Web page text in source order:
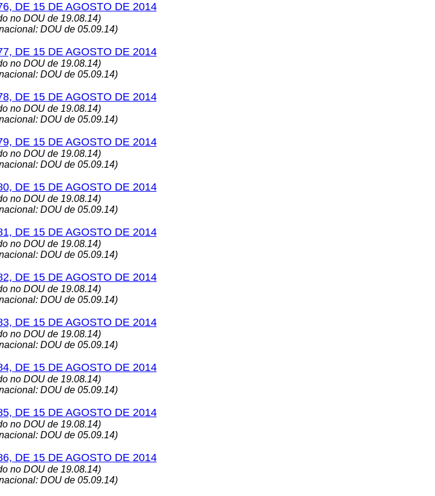
DE 15 DE AGOSTO DE 2014
no DOU de 19.08.14)
DOU de 05.09.14)
DE 15 DE AGOSTO DE 2014
no DOU de 19.08.14)
DOU de 05.09.14)
DE 15 DE AGOSTO DE 2014
no DOU de 19.08.14)
DOU de 05.09.14)
DE 15 DE AGOSTO DE 2014
no DOU de 19.08.14)
DOU de 05.09.14)
DE 15 DE AGOSTO DE 2014
no DOU de 19.08.14)
DOU de 05.09.14)
DE 15 DE AGOSTO DE 2014
no DOU de 19.08.14)
DOU de 05.09.14)
DE 15 DE AGOSTO DE 2014
no DOU de 19.08.14)
DOU de 05.09.14)
DE 15 DE AGOSTO DE 2014
no DOU de 19.08.14)
DOU de 05.09.14)
DE 15 DE AGOSTO DE 2014
no DOU de 19.08.14)
DOU de 05.09.14)
DE 15 DE AGOSTO DE 2014
no DOU de 19.08.14)
DOU de 05.09.14)
DE 15 DE AGOSTO DE 2014
no DOU de 19.08.14)
DOU de 05.09.14)